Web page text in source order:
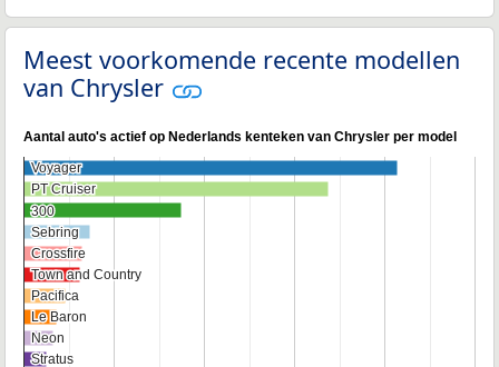
Meest voorkomende recente modellen
van Chrysler
Aantal auto's actief op Nederlands kenteken van Chrysler per model
Voyager
Voyager
PT Cruiser
PT Cruiser
300
300
Sebring
Sebring
Crossfire
Crossfire
Town and Country
Town and Country
Pacifica
Pacifica
Le Baron
Le Baron
Neon
Neon
Stratus
Stratus